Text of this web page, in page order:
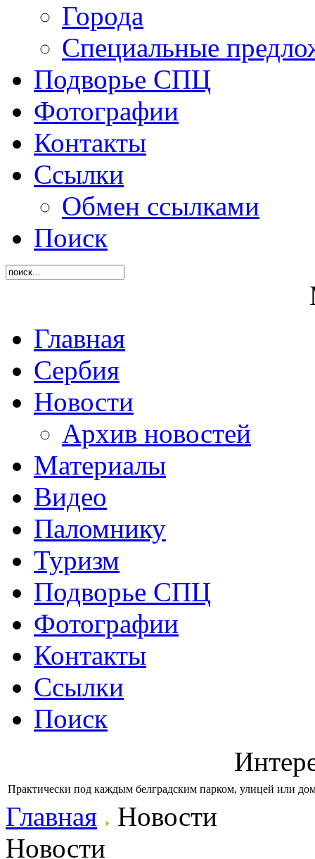
Города
Специальные
Подворье СПЦ
Фотографии
Контакты
Ссылки
Обмен ссылками
Поиск
Главная
Сербия
Новости
Архив новостей
Материалы
Видео
Паломнику
Туризм
Подворье СПЦ
Фотографии
Контакты
Ссылки
Поиск
Практически под каждым белградским парком, улицей или
Главная
Новости
Новости